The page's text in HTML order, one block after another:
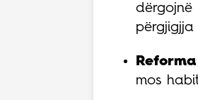
dërgojnë
mos